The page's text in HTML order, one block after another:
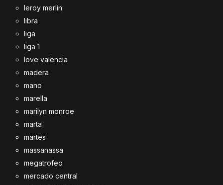
leroy merlin
libra
liga
liga 1
love valencia
madera
mano
marella
marilyn monroe
marta
martes
massanassa
megatrofeo
mercado central